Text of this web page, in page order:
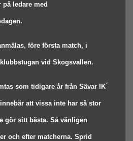
ledare med
före första match, i
vid Skogsvallen.
som tidigare år från Sävar IK
att vissa inte har så stor
gör sitt bästa. Så vänligen
och efter matcherna. Sprid